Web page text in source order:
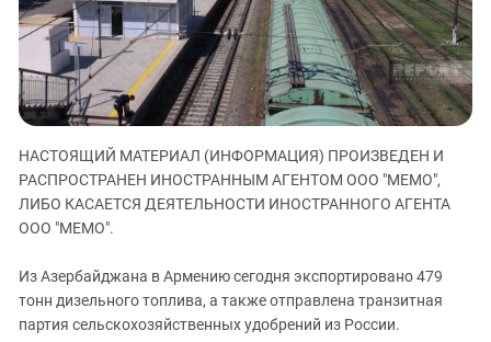
ЗАСТАВЛЯЕТ
КАВКАЗ ЗА ПАЛЕСТИНУ
ИНАКОМЫСЛИЕ В ЧЕЧНЕ
ПРЕСЛЕДОВАНИЕ АКТИВИСТОВ
МОБИЛИЗАЦИЯ И ПРОТЕСТЫ
Дагестан
Ингушетия
Кабардино-Балкария
Калмыкия
Карачаево-Черкесия
Краснодарский край
Нагорный Карабах
Ростовская область
Северная Осетия - Алания
НАСТОЯЩИЙ МАТЕРИАЛ (ИНФОРМАЦИЯ) ПРОИЗВЕДЕН И
РАСПРОСТРАНЕН ИНОСТРАННЫМ АГЕНТОМ ООО "МЕМО",
ЛИБО КАСАЕТСЯ ДЕЯТЕЛЬНОСТИ ИНОСТРАННОГО АГЕНТА
ООО "МЕМО".
Из Азербайджана в Армению сегодня экспортировано 479
тонн дизельного топлива, а также отправлена транзитная
партия сельскохозяйственных удобрений из России.